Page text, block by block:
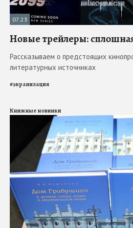
07:23
Новые трейлеры:
Рассказываем о предстоящих
литературных источниках
#экранизация
Книжные новинки